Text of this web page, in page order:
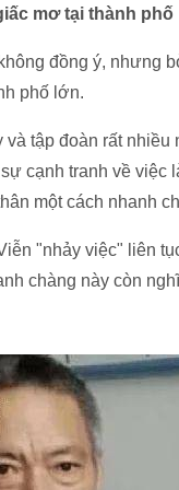
mơ tại thành phố
đồng ý, nhưng
phố lớn.
tập đoàn rất
cạnh tranh về
một cách nhanh
"nhảy việc" liên
chàng này còn